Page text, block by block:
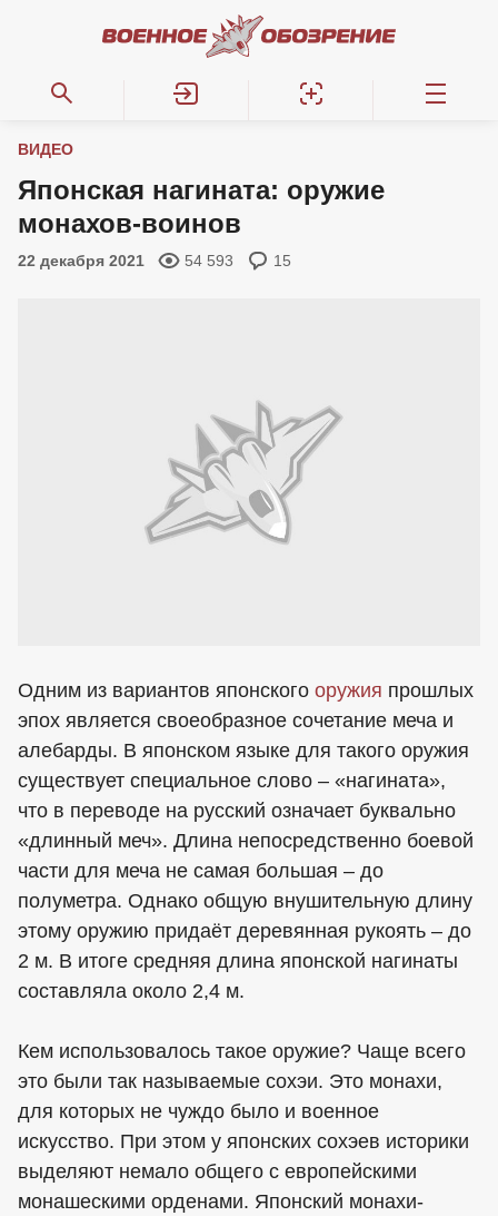
ВИДЕО
Японская нагината: оружие
монахов-воинов
22 декабря 2021 54 593 15
Одним из вариантов японского оружия прошлых
эпох является своеобразное сочетание меча и
алебарды. В японском языке для такого оружия
существует специальное слово – «нагината»,
что в переводе на русский означает буквально
«длинный меч». Длина непосредственно боевой
части для меча не самая большая – до
полуметра. Однако общую внушительную длину
этому оружию придаёт деревянная рукоять – до
2 м. В итоге средняя длина японской нагинаты
составляла около 2,4 м.
Кем использовалось такое оружие? Чаще всего
это были так называемые сохэи. Это монахи,
для которых не чуждо было и военное
искусство. При этом у японских сохэев историки
выделяют немало общего с европейскими
монашескими орденами. Японский монахи-